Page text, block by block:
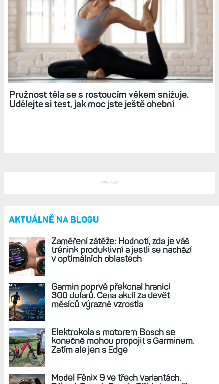
Tepová frekvence: Sledování, nastavení, limity,
grafy, historie, sdílení tepu
Pružnost těla se s rostoucím věkem snižuje.
Udělejte si test, jak moc jste ještě ohební